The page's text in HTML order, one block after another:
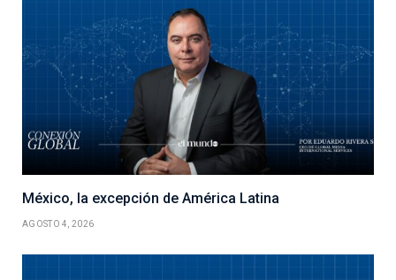
México, la excepción de América Latina
AGOSTO 4, 2026